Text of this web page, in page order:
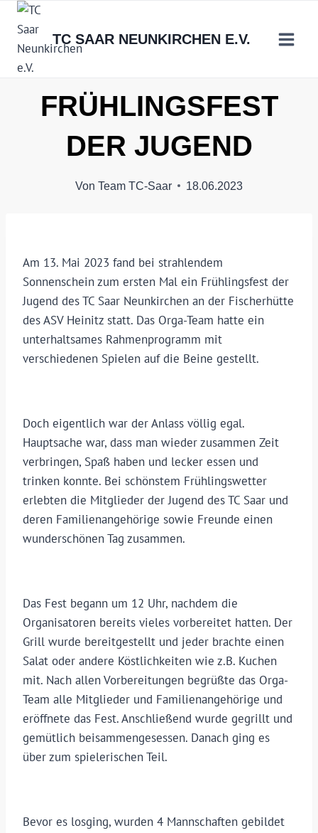
Zum
Inhalt
springen TC SAAR NEUNKIRCHEN E.V.
FRÜHLINGSFEST
DER JUGEND
Von Team TC-Saar 18.06.2023
Am 13. Mai 2023 fand bei strahlendem
Sonnenschein zum ersten Mal ein Frühlingsfest der
Jugend des TC Saar Neunkirchen an der Fischerhütte
des ASV Heinitz statt. Das Orga-Team hatte ein
unterhaltsames Rahmenprogramm mit
verschiedenen Spielen auf die Beine gestellt.
Doch eigentlich war der Anlass völlig egal.
Hauptsache war, dass man wieder zusammen Zeit
verbringen, Spaß haben und lecker essen und
trinken konnte. Bei schönstem Frühlingswetter
erlebten die Mitglieder der Jugend des TC Saar und
deren Familienangehörige sowie Freunde einen
wunderschönen Tag zusammen.
Das Fest begann um 12 Uhr, nachdem die
Organisatoren bereits vieles vorbereitet hatten. Der
Grill wurde bereitgestellt und jeder brachte einen
Salat oder andere Köstlichkeiten wie z.B. Kuchen
mit. Nach allen Vorbereitungen begrüßte das Orga-
Team alle Mitglieder und Familienangehörige und
eröffnete das Fest. Anschließend wurde gegrillt und
gemütlich beisammengesessen. Danach ging es
über zum spielerischen Teil.
Bevor es losging, wurden 4 Mannschaften gebildet